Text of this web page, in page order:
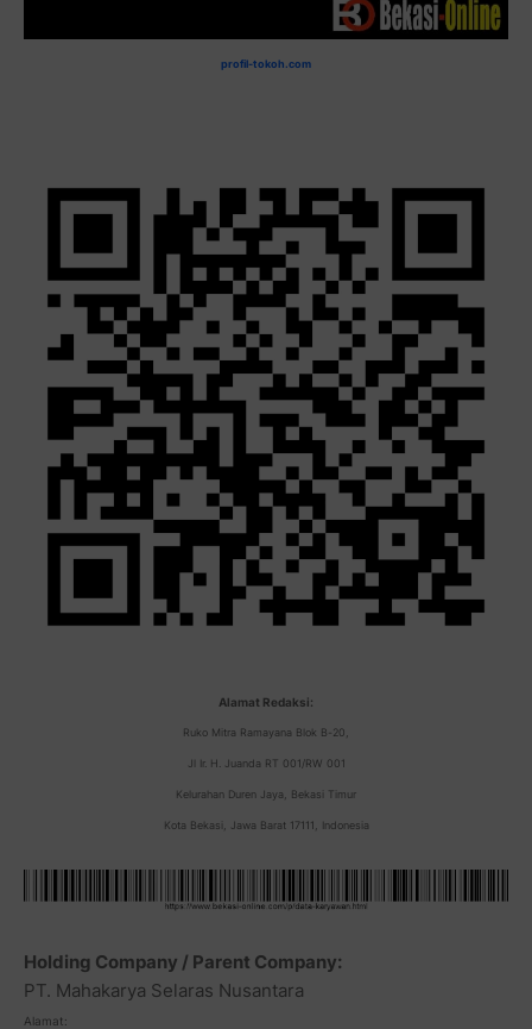
profil-tokoh.com
Alamat Redaksi:
Ruko Mitra Ramayana Blok B-20,
Jl Ir. H. Juanda RT 001/RW 001
Kelurahan Duren Jaya, Bekasi Timur
Kota Bekasi, Jawa Barat 17111, Indonesia
Holding Company / Parent Company:
PT. Mahakarya Selaras Nusantara
Alamat: